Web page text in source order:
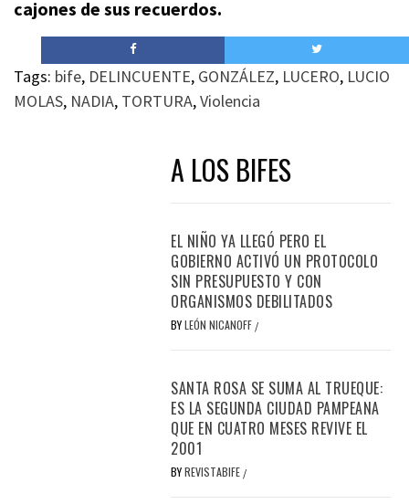
cajones de sus recuerdos.
Tags: bife, DELINCUENTE, GONZÁLEZ, LUCERO, LUCIO
MOLAS, NADIA, TORTURA,Violencia
A LOS BIFES
EL NIÑO YA LLEGÓ PERO EL
GOBIERNO ACTIVÓ UN PROTOCOLO
SIN PRESUPUESTO Y CON
ORGANISMOS DEBILITADOS
BYLEÓN NICANOFF /
SANTA ROSA SE SUMA AL TRUEQUE:
ES LA SEGUNDA CIUDAD PAMPEANA
QUE EN CUATRO MESES REVIVE EL
2001
BYREVISTABIFE /